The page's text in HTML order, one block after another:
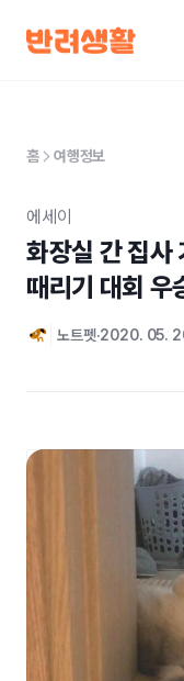
홈 여행정보
에세이
화장실 간 집사
때리기 대회 우
노트펫 2020. 05.